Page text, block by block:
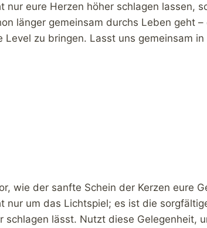
nur eure Herzen höher schlagen lassen,
länger gemeinsam durchs Leben geht
zu bringen. Lasst uns gemeinsam
wie der sanfte Schein der Kerzen eure
nur um das Lichtspiel; es ist die
lässt. Nutzt diese Gelegenheit,